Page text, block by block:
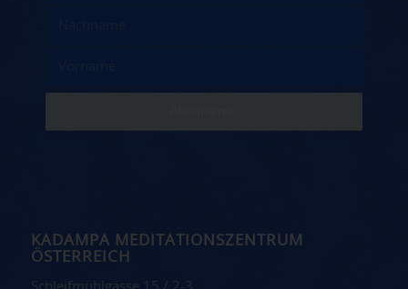
KADAMPA MEDITATIONSZENTRUM
ÖSTERREICH